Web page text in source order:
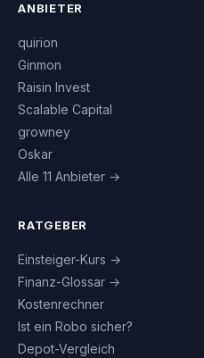
ANBIETER
quirion
Ginmon
Raisin Invest
Scalable Capital
growney
Oskar
Alle 11 Anbieter →
RATGEBER
Einsteiger-Kurs →
Finanz-Glossar →
Kostenrechner
Ist ein Robo sicher?
Depot-Vergleich